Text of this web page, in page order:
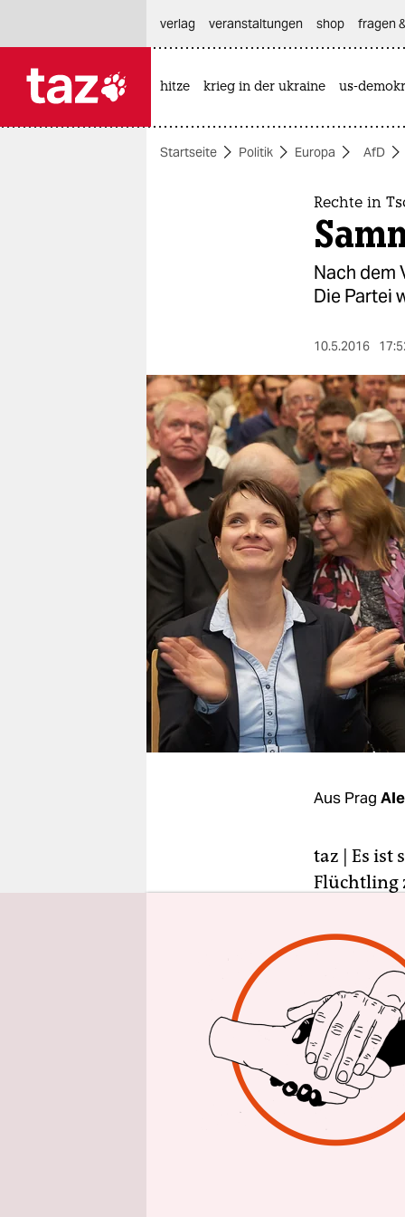
themen
berlin
nord
wahrheit
verlag
verlag
veranstaltungen
shop
fragen & hilfe
unterstützen
abo
verlag
veranstaltungen shop fragen
hitze krieg in der ukraine us-
Startseite Politik Europa AfD
Rechte in
Nach dem
Die Partei
10.5.2016
Aus Prag
taz | Es ist
Flüchtling
befindet.
bislang
Kein
Die
Stimmen
sich nicht
wie sie
anbietet
ihre